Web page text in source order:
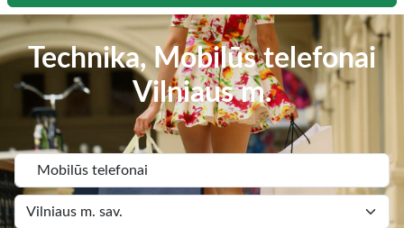
Technika, Mobilūs telefonai
Vilniaus m.